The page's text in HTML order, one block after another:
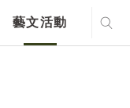
藝文活動